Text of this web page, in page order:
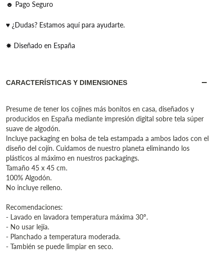
☻ Pago Seguro
♥ ¿Dudas? Estamos aquí para ayudarte.
✸ Diseñado en España
CARACTERÍSTICAS Y DIMENSIONES
Presume de tener los cojines más bonitos en casa, diseñados y
producidos en España mediante impresión digital sobre tela súper
suave de algodón.
Incluye packaging en bolsa de tela estampada a ambos lados con el
diseño del cojín. Cuidamos de nuestro planeta eliminando los
plásticos al máximo en nuestros packagings.
Tamaño 45 x 45 cm.
100% Algodón.
No incluye relleno.
Recomendaciones:
- Lavado en lavadora temperatura máxima 30º.
- No usar lejía.
- Planchado a temperatura moderada.
- También se puede limpiar en seco.